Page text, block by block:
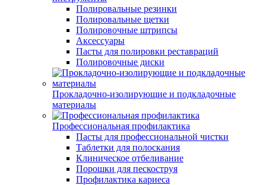
Полировальные резинки
Полировальные щетки
Полировочные штрипсы
Аксессуары
Пасты для полировки реставраций
Полировочные диски
Прокладочно-изолирующие и подкладочные
материалы
Профессиональная профилактика
Пасты для профессиональной чистки
Таблетки для полоскания
Клиническое отбеливание
Порошки для пескоструя
Профилактика кариеса